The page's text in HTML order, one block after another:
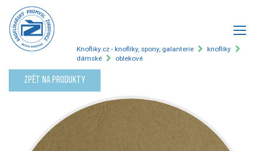
Knofliky.cz - knoflíky, spony, galanterie
knoflíky
dámské
oblekové
Zpět na produkty